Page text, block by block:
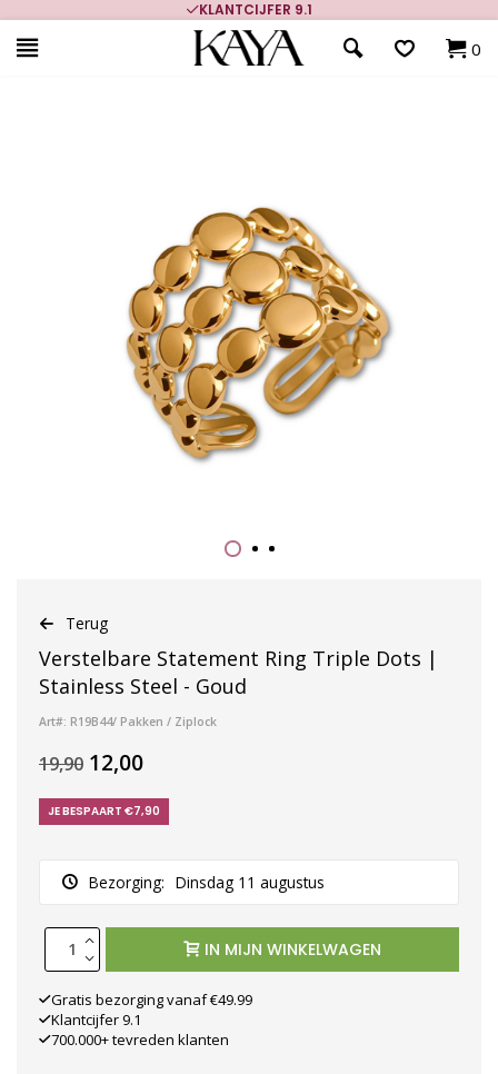
KLANTCIJFER 9.1
0
Terug
Verstelbare Statement Ring Triple Dots |
Stainless Steel - Goud
Art#: R19B44/ Pakken / Ziplock
19,90 12,00
JE BESPAART €7,90
Bezorging: Dinsdag 11 augustus
IN MIJN WINKELWAGEN
Gratis bezorging vanaf €49.99
Klantcijfer 9.1
700.000+ tevreden klanten